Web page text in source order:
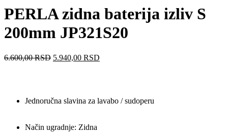
PERLA zidna baterija izliv S
200mm JP321S20
6.600,00RSD 5.940,00 RSD
Jednoručna slavina za lavabo / sudoperu
Način ugradnje: Zidna